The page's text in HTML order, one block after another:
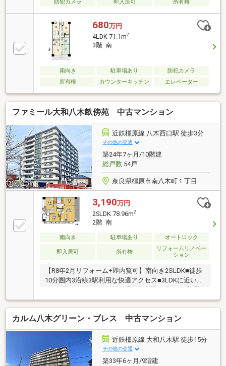
防犯カメラ
即入居可 所有権
680万円
4LDK 71.1m2
3階 南
南向き 駐車場あり
防犯カメラ
所有権
カウンターキッチン エレベーター
ファミール大和八木畝傍苑 中古マンション
近鉄橿原線 八木西口駅 徒歩3分
その他の交通
築24年7ヶ月/10階建
総戸数54戸
奈良県橿原市南八木町１丁目
3,190万円
2SLDK 78.96m2
2階 南
南向き 駐車場あり オートロック
即入居可 所有権
リフォームリノベー
ション
【R8年2月リフォーム+即内覧可】南向き2SLDK■徒歩
10分圏内3沿線3駅利用な快適アクセス■3LDKに近い！
を広く使える！全居室収納完備
カルム八木グリーン・ブレス 中古マンション
近鉄橿原線 大和八木駅 徒歩15分
その他の交通
築33年6ヶ月/9階建